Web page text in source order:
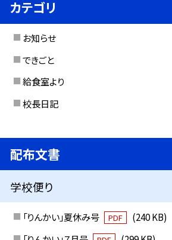
カテゴリ
お知らせ
できごと
給食室より
校長日記
配布文書
学校便り
「りんかい」夏休み号 PDF
(240 KB)